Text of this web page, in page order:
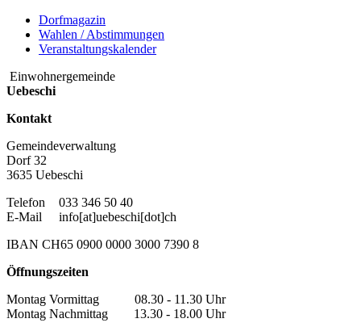
Dorfmagazin
Wahlen / Abstimmungen
Veranstaltungskalender
Einwohnergemeinde
Uebeschi
Kontakt
Gemeindeverwaltung
Dorf 32
3635 Uebeschi
Telefon
033 346 50 40
E-Mail
info[at]uebeschi[dot]ch
IBAN CH65 0900 0000 3000 7390 8
Öffnungszeiten
Montag Vormittag 08.30 - 11.30 Uhr
Montag Nachmittag 13.30 - 18.00 Uhr